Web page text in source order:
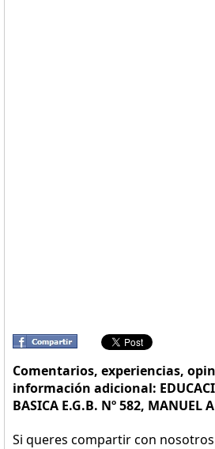
Comentarios, experiencias,
información adicional:
BASICA E.G.B. Nº 582, MANUEL
Si queres compartir con